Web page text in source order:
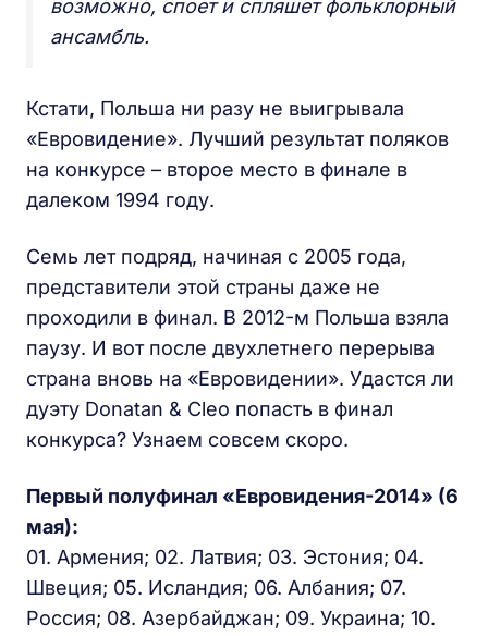
возможно, споет и спляшет фольклорный
ансамбль.
Кстати, Польша ни разу не выигрывала
«Евровидение». Лучший результат поляков
на конкурсе – второе место в финале в
далеком 1994 году.
Семь лет подряд, начиная с 2005 года,
представители этой страны даже не
проходили в финал. В 2012-м Польша взяла
паузу. И вот после двухлетнего перерыва
страна вновь на «Евровидении». Удастся ли
дуэту Donatan & Cleo попасть в финал
конкурса? Узнаем совсем скоро.
Первый полуфинал «Евровидения-2014» (6
мая):
01. Армения; 02. Латвия; 03. Эстония; 04.
Швеция; 05. Исландия; 06. Албания; 07.
Россия; 08. Азербайджан; 09. Украина; 10.